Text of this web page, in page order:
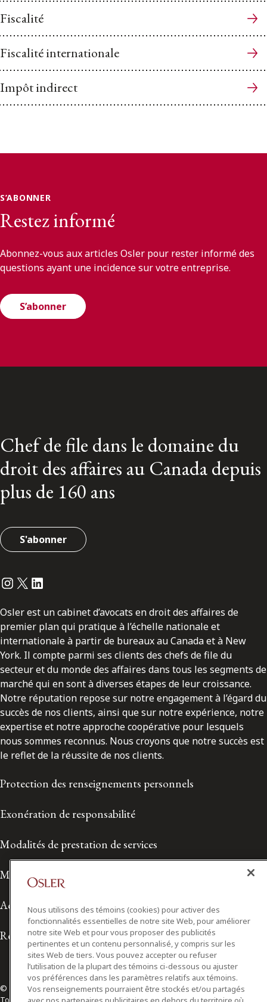
Fiscalité
Fiscalité internationale
Impôt indirect
S’ABONNER
Restez informé
Abonnez-vous aux articles Osler pour rester informé des
questions ayant une incidence sur votre entreprise.
S’abonner
Chef de file dans le domaine du
droit des affaires au Canada depuis
plus de 160 ans
S'abonner
Instagram
Twitter
LinkedIn
Osler est un cabinet d’avocats en droit des affaires de
premier plan qui pratique à l’échelle nationale et
internationale à partir de bureaux au Canada et à New
York. Il compte parmi ses clients des chefs de file du
secteur et du monde des affaires dans tous les segments de
marché qui en sont à diverses étapes de leur croissance.
Notre réputation repose sur notre engagement à l’égard du
succès de nos clients, ainsi que sur notre expérience, notre
expertise et notre approche coopérative pour lesquels
nous sommes reconnus. Nous croyons que notre succès est
le reflet de la réussite de nos clients.
Protection des renseignements personnels
Exonération de responsabilité
Modalités de prestation de services
Modalités d'utilisation
Accessibilité
Relations avec les médias
© 2026 Osler, Hoskin & Harcourt S.E.N.C.R.L./s.r.l.
Tous droits réservés
Nous utilisons des témoins (cookies) pour activer des
fonctionnalités essentielles de notre site Web, pour améliorer
notre site Web et pour vous proposer des publicités
pertinentes et un contenu personnalisé, y compris sur les
sites Web de tiers. Vous pouvez accepter ou refuser
l’utilisation de la plupart des témoins ci-dessous ou ajuster
vos préférences dans les paramètres relatifs aux témoins.
Vos renseignements pourraient être stockés et/ou partagés